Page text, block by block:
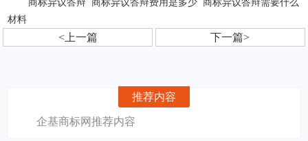
商标异议答辩 商标异议答辩费用是多少 商标异议答辩需要什么
材料
<上一篇 下一篇>
推荐内容
企基商标网推荐内容